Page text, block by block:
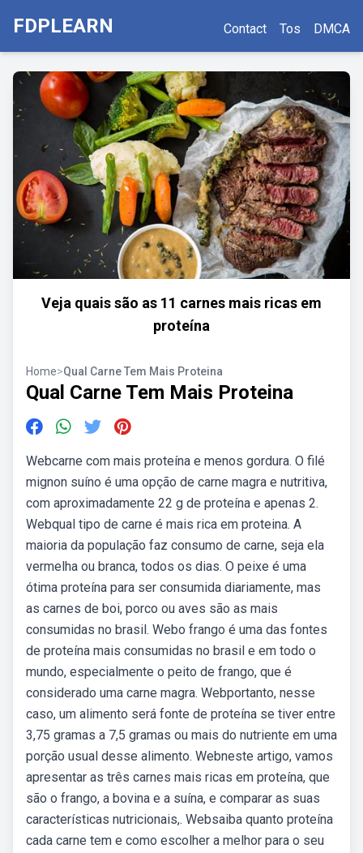
FDPLEARN Contact Tos DMCA
Veja quais são as 11 carnes mais ricas em
proteína
Home>Qual Carne Tem Mais Proteina
Qual Carne Tem Mais Proteina
Webcarne com mais proteína e menos gordura. O filé
mignon suíno é uma opção de carne magra e nutritiva,
com aproximadamente 22 g de proteína e apenas 2.
Webqual tipo de carne é mais rica em proteina. A
maioria da população faz consumo de carne, seja ela
vermelha ou branca, todos os dias. O peixe é uma
ótima proteína para ser consumida diariamente, mas
as carnes de boi, porco ou aves são as mais
consumidas no brasil. Webo frango é uma das fontes
de proteína mais consumidas no brasil e em todo o
mundo, especialmente o peito de frango, que é
considerado uma carne magra. Webportanto, nesse
caso, um alimento será fonte de proteína se tiver entre
3,75 gramas a 7,5 gramas ou mais do nutriente em uma
porção usual desse alimento. Webneste artigo, vamos
apresentar as três carnes mais ricas em proteína, que
são o frango, a bovina e a suína, e comparar as suas
características nutricionais,. Websaiba quanto proteína
cada carne tem e como escolher a melhor para o seu